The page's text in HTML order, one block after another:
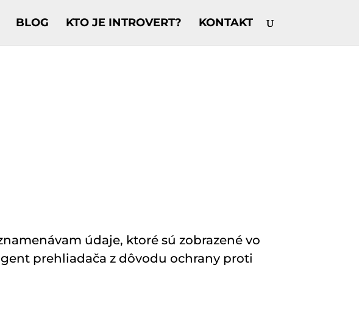
BLOG KTO JE INTROVERT? KONTAKT
údaje, ktoré sú zobrazené vo
prehliadača z dôvodu ochrany proti